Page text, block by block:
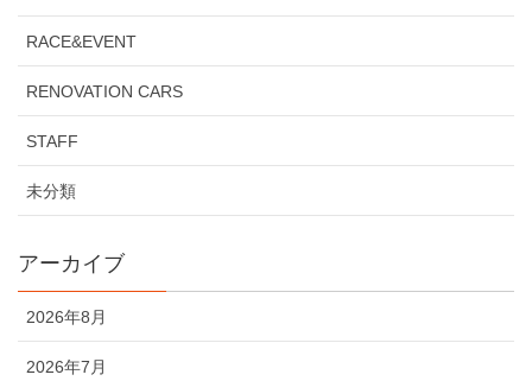
RACE&EVENT
RENOVATION CARS
STAFF
未分類
アーカイブ
2026年8月
2026年7月